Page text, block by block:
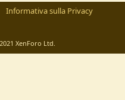
Informativa sulla Privacy
XenForo Ltd.